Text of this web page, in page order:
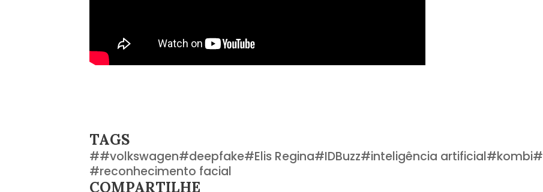
TAGS
##volkswagen#deepfake#Elis Regina#IDBuzz#inteligência artificial#kombi#
#reconhecimento facial
COMPARTILHE